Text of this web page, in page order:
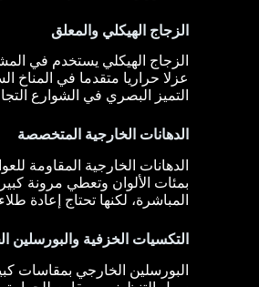
الزجاج الهيكلي والمعلق
الزجاج الهيكلي يستخدم في
عزلا حراريا متقدما في المناخ
التميز البصري في الشوارع
الدهانات الخارجية المتخصصة
الدهانات الخارجية المقاومة
بمئات الألوان وتعطي مرونة
المباشرة، لكنها تحتاج إعادة
التكسيات الخزفية والبورسلين
البورسلين الخارجي بمقاسات